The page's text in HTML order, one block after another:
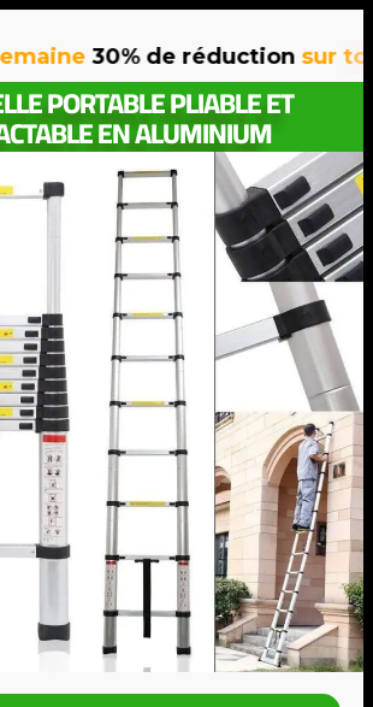
30% de réductionsur tous
PORTABLE PLIABLE ET
EN ALUMINIUM